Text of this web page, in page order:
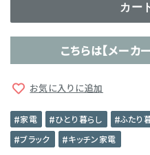
カー
こちらは【メーカ
お気に入りに追加
家電 ひとり暮らし ふたり
ブラック
キッチン家電